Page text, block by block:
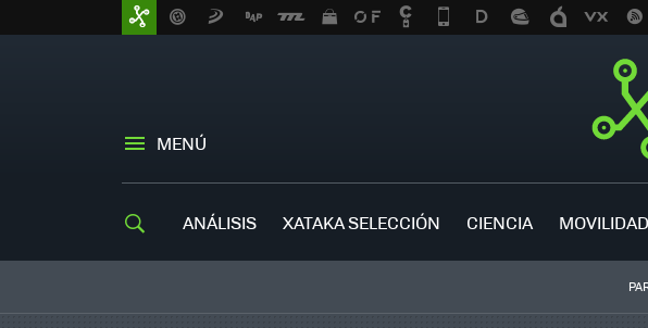
MENÚ
ANÁLISIS XATAKA SELECCIÓN CIENCIA MOVILIDAD